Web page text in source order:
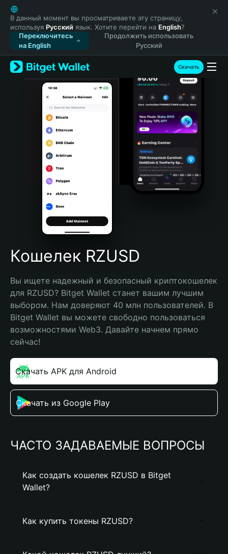
English
日本語
Tiếng Việt
Русский
Español (Latinoamérica)
Türkçe
Italiano
Português (Portugal)
Bahasa Indonesia
Português (Brasil)
Español (Argentina)
В данный момент вы просматриваете эту страницу,
используя Русский язык. Хотите перейти на English?
Переключитесь
на English
Продолжить использовать
Русский
Скачать
Кошелек RZUSD
Вы ищете надежный и безопасный криптокошелек
для RZUSD? Bitget Wallet станет вашим лучшим
выбором. Нам доверяют 40 млн пользователей. В
Bitget Wallet вы можете свободно пользоваться
возможностями Web3. Давайте начнем прямо
сейчас!
Скачать APK для Android
Скачать из Google Play
ЧАСТО ЗАДАВАЕМЫЕ ВОПРОСЫ
Как создать кошелек RZUSD в Bitget
Wallet?
Как купить токены RZUSD?